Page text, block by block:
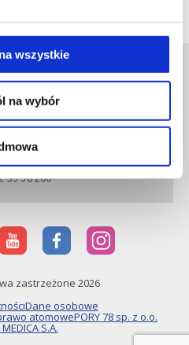
wszystkie
na wybór
35 58 200
zastrzeżone 2026
Dane osobowe
atomowePORY 78 sp. z o.o.
S.A.